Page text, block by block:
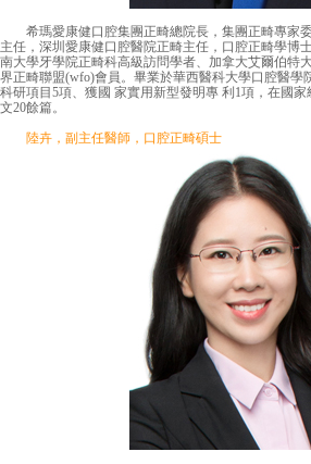
希瑪愛康健口腔集團正畸總院長，集團正畸專家
主任，深圳愛康健口腔醫院正畸主任，口腔正畸學博
南大學牙學院正畸科高級訪問學者、加拿大艾爾伯特
界正畸聯盟(wfo)會員。畢業於華西醫科大學口腔醫學
科研項目5項、獲國 家實用新型發明專 利1項，在國
文20餘篇。
陸卉，副主任醫師，口腔正畸碩士